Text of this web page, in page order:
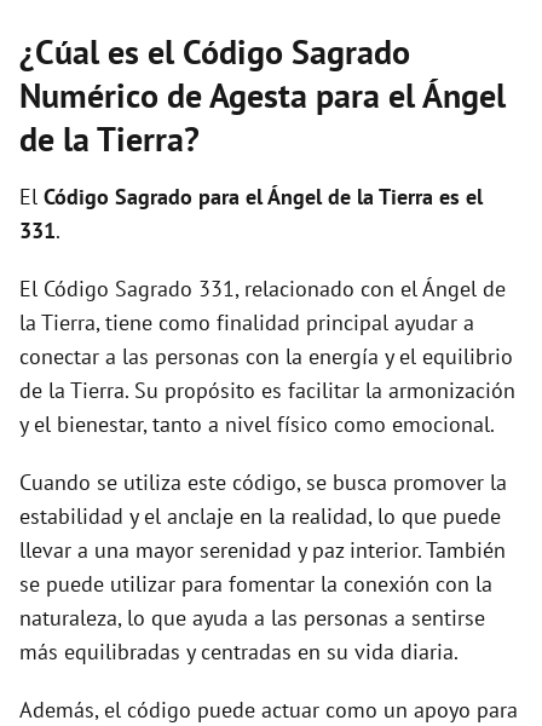
V
e
o
¿Cúal es el Código Sagrado
Numérico de Agesta para el Ángel
de la Tierra?
El Código Sagrado para el Ángel de la Tierra es el
331.
El Código Sagrado 331, relacionado con el Ángel de
la Tierra, tiene como finalidad principal ayudar a
conectar a las personas con la energía y el equilibrio
de la Tierra. Su propósito es facilitar la armonización
y el bienestar, tanto a nivel físico como emocional.
Cuando se utiliza este código, se busca promover la
estabilidad y el anclaje en la realidad, lo que puede
llevar a una mayor serenidad y paz interior. También
se puede utilizar para fomentar la conexión con la
naturaleza, lo que ayuda a las personas a sentirse
más equilibradas y centradas en su vida diaria.
Además, el código puede actuar como un apoyo para